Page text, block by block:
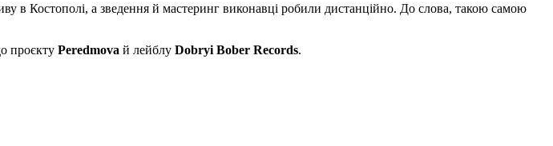
в Костополі, а зведення й мастеринг виконавці робили дистанційно. До слова, такою самою
проєкту Peredmova й лейблу Dobryi Bober Records.